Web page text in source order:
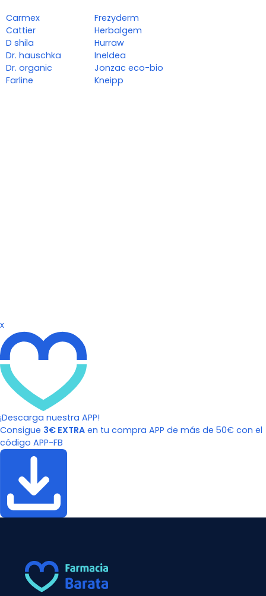
Carmex
Cattier
D shila
Dr. hauschka
Dr. organic
Farline
Frezyderm
Herbalgem
Hurraw
Ineldea
Jonzac eco-bio
Kneipp
x
¡Descarga nuestra APP!
Consigue 3€ EXTRA en tu compra APP de más de 50€ con el
código APP-FB